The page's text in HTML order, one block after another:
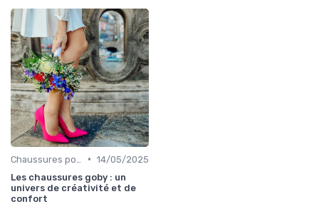
• 14/05/2025
Les chaussures goby : un
univers de créativité et de
confort